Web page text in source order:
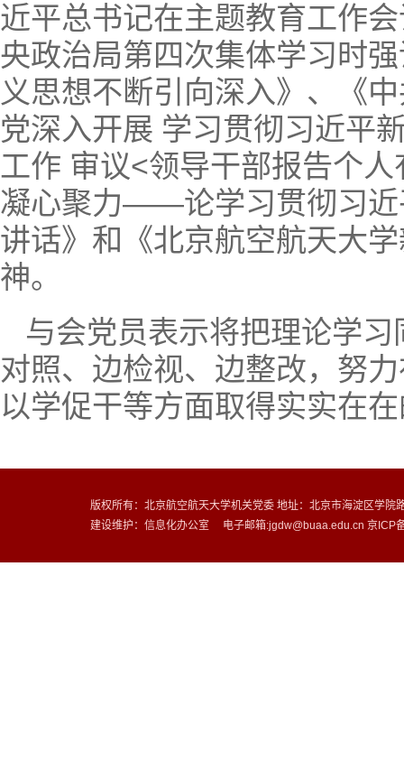
近平总书记在主题教育工作
央政治局第四次集体学习时
义思想不断引向深入》、《
党深入开展 学习贯彻习近平
工作 审议<领导干部报告个
凝心聚力——论学习贯彻习近
讲话》和《北京航空航天大
神。
与会党员表示将把理论学
对照、边检视、边整改，努
以学促干等方面取得实实在
版权所有：北京航空航天大学机关党委 地址：北京市海淀区学
建设维护：信息化办公室 电子邮箱:jgdw@buaa.edu.cn 京ICP